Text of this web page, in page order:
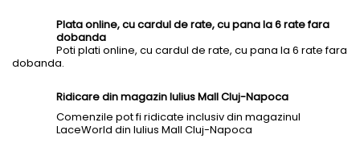
Plata online, cu cardul de rate, cu pana la 6 rate fara
dobanda
Poti plati online, cu cardul de rate, cu pana la 6 rate fara
dobanda.
Ridicare din magazin Iulius Mall Cluj-Napoca
Comenzile pot fi ridicate inclusiv din magazinul
LaceWorld din Iulius Mall Cluj-Napoca